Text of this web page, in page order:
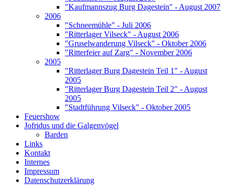
"Kaufmannszug Burg Dagestein" - August 2007
2006
"Schneemühle" - Juli 2006
"Ritterlager Vilseck" - August 2006
"Gruselwanderung Vilseck" - Oktober 2006
"Ritterfeier auf Zarg" - November 2006
2005
"Ritterlager Burg Dagestein Teil 1" - August
2005
"Ritterlager Burg Dagestein Teil 2" - August
2005
"Stadtführung Vilseck" - Oktober 2005
Feuershow
Jofridus und die Galgenvögel
Barden
Links
Kontakt
Internes
Impressum
Datenschutzerklärung